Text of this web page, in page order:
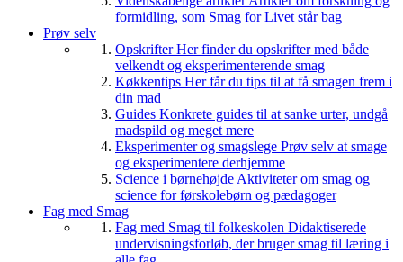
formidling, som Smag for Livet står bag
Prøv selv
OpskrifterHer finder du opskrifter med både
velkendt og eksperimenterende smag
Køkkentips Her får du tips til at få smagen frem i
din mad
Guides Konkrete guides til at sanke urter, undgå
madspild og meget mere
Eksperimenter og smagslege Prøv selv at smage
og eksperimentere derhjemme
Science i børnehøjde Aktiviteter om smag og
science for førskolebørn og pædagoger
Fag med Smag
Fag med Smag til folkeskolen Didaktiserede
undervisningsforløb, der bruger smag til læring i